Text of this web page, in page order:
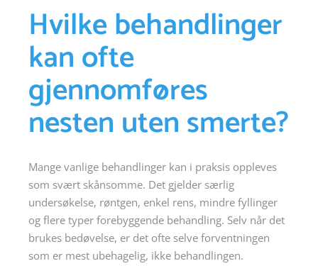
Hvilke behandlinger
kan ofte
gjennomføres
nesten uten smerte?
Mange vanlige behandlinger kan i praksis oppleves
som svært skånsomme. Det gjelder særlig
undersøkelse, røntgen, enkel rens, mindre fyllinger
og flere typer forebyggende behandling. Selv når det
brukes bedøvelse, er det ofte selve forventningen
som er mest ubehagelig, ikke behandlingen.